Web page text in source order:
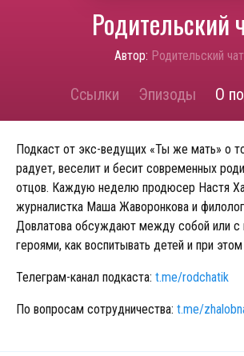
Родительский
Автор: Родительский чат
Ссылки Эпизоды О
Подкаст от экс-ведущих «Ты же мать» о
радует, веселит и бесит современных
отцов. Каждую неделю продюсер Настя
журналистка Маша Жаворонкова и
Довлатова обсуждают между собой или с
героями, как воспитывать детей и при
Телеграм-канал подкаста: t.me/rodchatik
По вопросам сотрудничества: t.me/